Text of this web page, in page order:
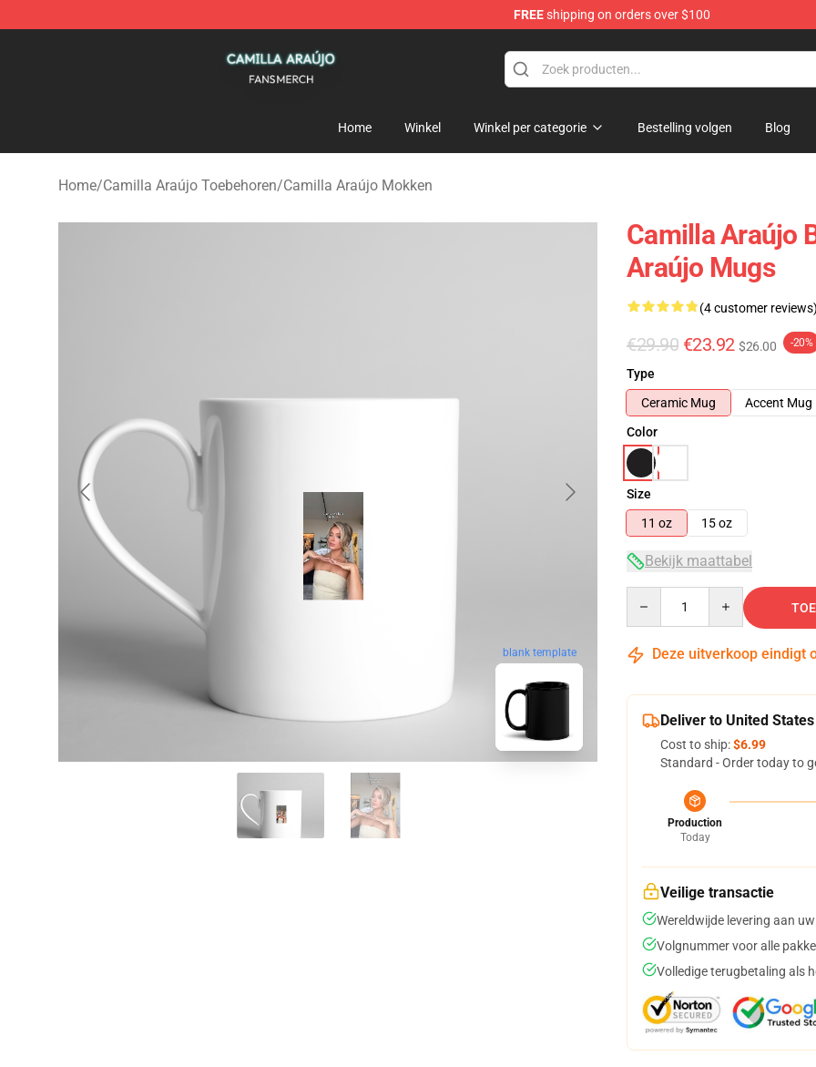
FREEshipping on orders over $100
Home Winkel Winkel per categorie Bestelling volgen Blog
Home/Camilla Araújo Toebehoren/Camilla Araújo Mokken
blank template
Camilla Araújo
Araújo Mugs
(4 customer reviews)
€29.90 €23.92 $26.00 -20%
Type
Ceramic Mug
Accent Mug
Color
Size
11 oz
15 oz
Bekijk maattabel
Deze uitverkoop eindigt
Deliver to United States
Cost to ship:$6.99
Standard - Order today to
Production
Today
Veilige transactie
Wereldwijde levering aan
Volgnummer voor alle
Volledige terugbetaling als